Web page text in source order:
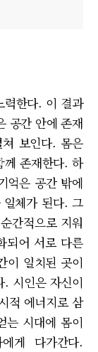
력한다. 이 결과
공간 안에 존재
보인다. 몸은
께 존재한다. 하
억은 공간 밖에
체가 된다. 그
간적으로 지워
되어 서로 다른
이 일치된 곳이
. 시인은 자신이
적 에너지로 삼
는 시대에 몸이
게 다가간다.